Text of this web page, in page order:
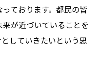
ております。都民の皆
が近づいていることを
していきたいという思